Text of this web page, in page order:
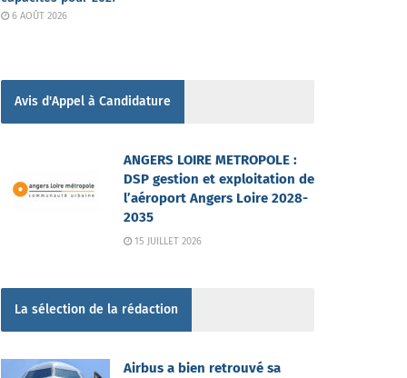
6 AOÛT 2026
Avis d'Appel à Candidature
ANGERS LOIRE METROPOLE :
DSP gestion et exploitation de
l’aéroport Angers Loire 2028-
2035
15 JUILLET 2026
La sélection de la rédaction
Airbus a bien retrouvé sa